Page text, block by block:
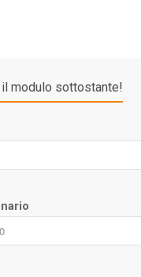
modulo sottostante!